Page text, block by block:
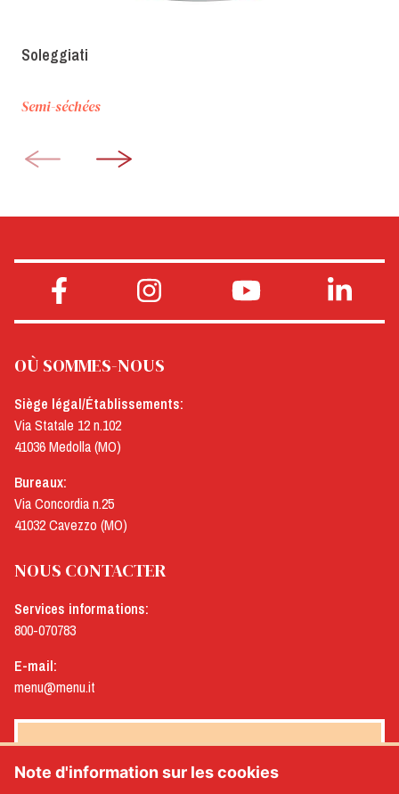
Soleggiati
Semi-séchées
OÙ SOMMES-NOUS
Siège légal/Établissements:
Via Statale 12 n.102
41036 Medolla (MO)
Bureaux:
Via Concordia n.25
41032 Cavezzo (MO)
NOUS CONTACTER
Services informations:
800-070783
E-mail:
menu@menu.it
NEWSLETTER MENÙ
Note d'information sur les cookies